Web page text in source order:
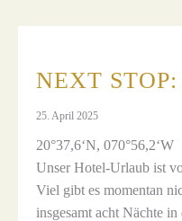
NEXT
25. April 2025
20°37,6‘N, 070°56,2‘W
Unser Hotel-Urlaub ist
Viel gibt es momentan
insgesamt acht Nächte